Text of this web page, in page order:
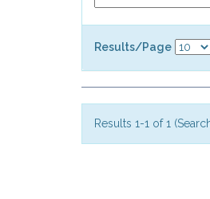
Results/Page
Results 1-1 of 1